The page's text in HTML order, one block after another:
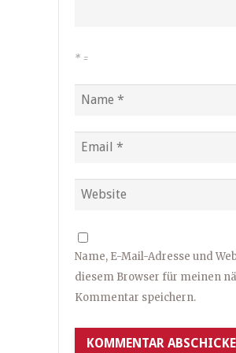
* =
Name, E-Mail-Adresse und
diesem Browser für meinen
Kommentar speichern.